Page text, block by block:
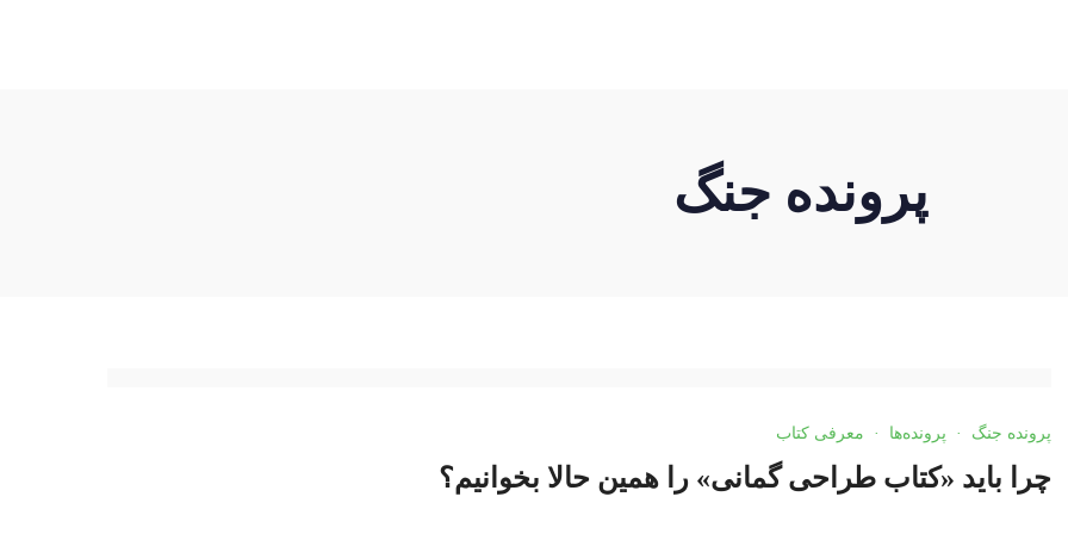
پرونده جنگ
پرونده جنگ · پرونده‌ها · معرفی کتاب
چرا باید «کتاب طراحی گمانی» را همین حالا بخوانیم؟